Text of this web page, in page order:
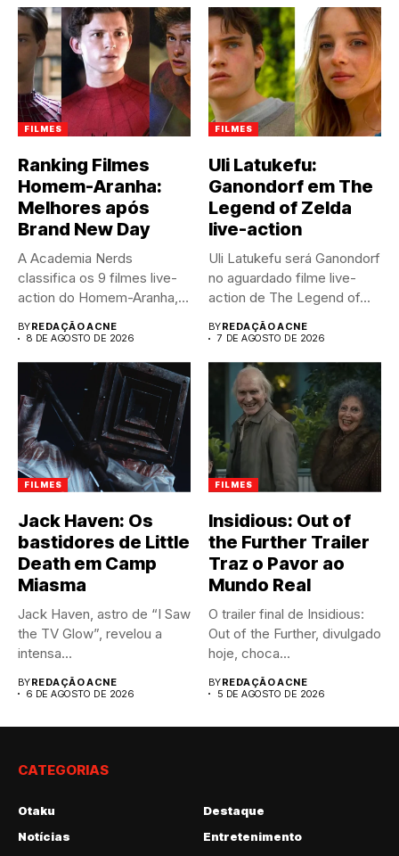
FILMES
Ranking Filmes
Homem-Aranha:
Melhores após
Brand New Day
A Academia Nerds
classifica os 9 filmes live-
action do Homem-Aranha,
BYREDAÇÃO ACNE
8 DE AGOSTO DE 2026
FILMES
Uli Latukefu:
Ganondorf em The
Legend of Zelda
live-action
Uli Latukefu será Ganondorf
no aguardado filme live-
action de The Legend of...
BYREDAÇÃO ACNE
7 DE AGOSTO DE 2026
FILMES
Jack Haven: Os
bastidores de Little
Death em Camp
Miasma
Jack Haven, astro de “I Saw
the TV Glow”, revelou a
intensa...
BYREDAÇÃO ACNE
6 DE AGOSTO DE 2026
FILMES
Insidious: Out of
the Further Trailer
Traz o Pavor ao
Mundo Real
O trailer final de Insidious:
Out of the Further, divulgado
hoje, choca...
BYREDAÇÃO ACNE
5 DE AGOSTO DE 2026
CATEGORIAS
Otaku
Destaque
Notícias
Entretenimento